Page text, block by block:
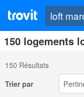
150 logements
150 Résultats
Trier par